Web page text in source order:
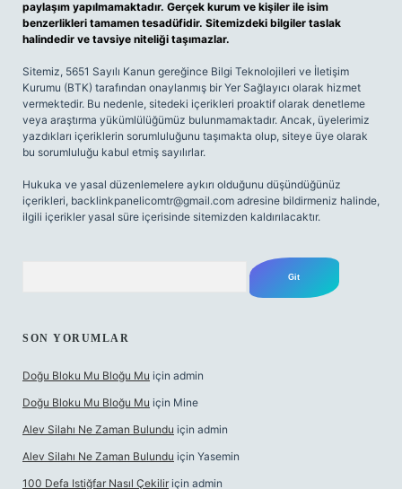
paylaşım yapılmamaktadır. Gerçek kurum ve kişiler ile isim
benzerlikleri tamamen tesadüfidir. Sitemizdeki bilgiler taslak
halindedir ve tavsiye niteliği taşımazlar.
Sitemiz, 5651 Sayılı Kanun gereğince Bilgi Teknolojileri ve İletişim
Kurumu (BTK) tarafından onaylanmış bir Yer Sağlayıcı olarak hizmet
vermektedir. Bu nedenle, sitedeki içerikleri proaktif olarak denetleme
veya araştırma yükümlülüğümüz bulunmamaktadır. Ancak, üyelerimiz
yazdıkları içeriklerin sorumluluğunu taşımakta olup, siteye üye olarak
bu sorumluluğu kabul etmiş sayılırlar.
Hukuka ve yasal düzenlemelere aykırı olduğunu düşündüğünüz
içerikleri, backlinkpanelicomtr@gmail.com adresine bildirmeniz halinde,
ilgili içerikler yasal süre içerisinde sitemizden kaldırılacaktır.
SON YORUMLAR
Doğu Bloku Mu Bloğu Mu için admin
Doğu Bloku Mu Bloğu Mu için Mine
Alev Silahı Ne Zaman Bulundu için admin
Alev Silahı Ne Zaman Bulundu için Yasemin
100 Defa Istiğfar Nasıl Çekilir için admin